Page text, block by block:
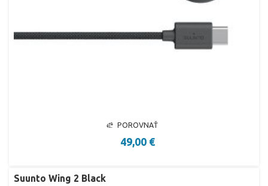
POROVNAŤ
49,00 €
Suunto Wing 2 Black